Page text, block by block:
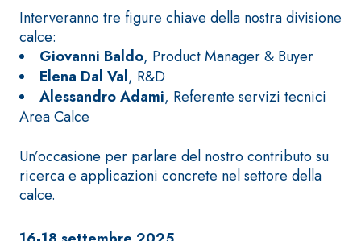
Interveranno tre figure chiave della nostra divisione
calce:
Giovanni Baldo, Product Manager & Buyer
Elena Dal Val, R&D
Alessandro Adami, Referente servizi tecnici
Area Calce
Un’occasione per parlare del nostro contributo su
ricerca e applicazioni concrete nel settore della
calce.
Sistema
PRODOTTI A BASE
CALCE AEREA
KB 13 EVOLUTION
bianco
GYPSOTEC ®
GYPSOTECH®
GypsoLIGNUM
Lastra in